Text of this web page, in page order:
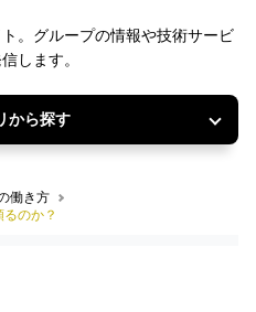
。グループの情報や技術サービ
します。
から探す
働き方
のか？